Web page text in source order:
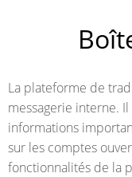
La plateforme de
messagerie interne.
informations
sur les comptes
fonctionnalités de la